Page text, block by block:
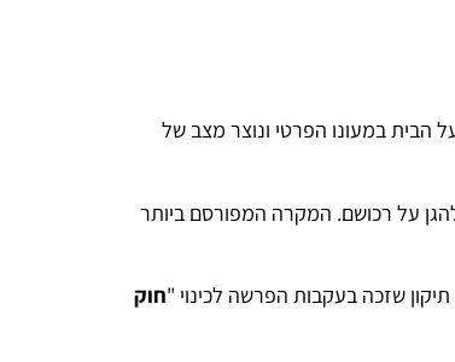
הבית במעונו הפרטי ונוצר מצב של
על רכושם. המקרה המפורסם ביותר
שזכה בעקבות הפרשה לכינוי "חוק